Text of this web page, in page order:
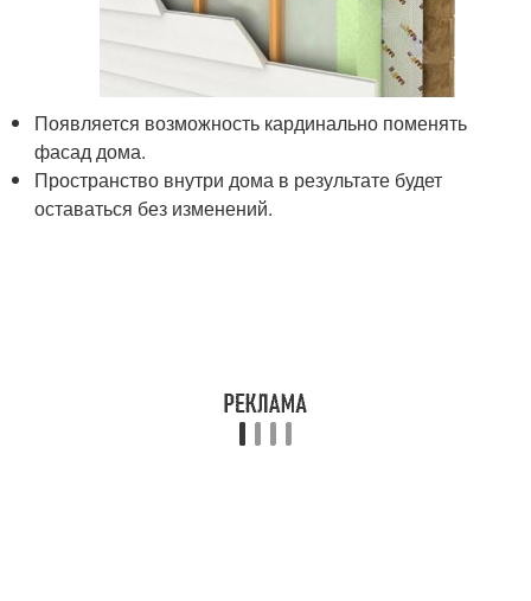
Появляется возможность кардинально поменять
фасад дома.
Пространство внутри дома в результате будет
оставаться без изменений.